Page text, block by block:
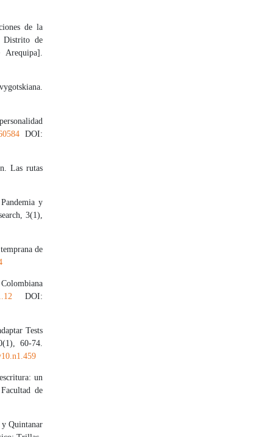
de la
Distrito de
DOI:
Las rutas
y
3(1),
de
DOI:
Tests
60-74.
un
de
Quintanar